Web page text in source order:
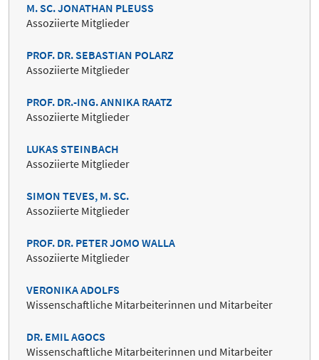
M. SC. JONATHAN PLEUSS
Assoziierte Mitglieder
PROF. DR. SEBASTIAN POLARZ
Assoziierte Mitglieder
PROF. DR.-ING. ANNIKA RAATZ
Assoziierte Mitglieder
LUKAS STEINBACH
Assoziierte Mitglieder
SIMON TEVES, M. SC.
Assoziierte Mitglieder
PROF. DR. PETER JOMO WALLA
Assoziierte Mitglieder
VERONIKA ADOLFS
Wissenschaftliche Mitarbeiterinnen und Mitarbeiter
DR. EMIL AGOCS
Wissenschaftliche Mitarbeiterinnen und Mitarbeiter